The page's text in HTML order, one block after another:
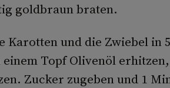
goldbraun braten.
Karotten und die Zwiebel in
einem Topf Olivenöl
Zucker zugeben und 1